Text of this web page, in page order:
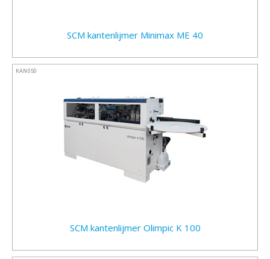
SCM kantenlijmer Minimax ME 40
SCM kantenlijmer Olimpic K 100
KAN050